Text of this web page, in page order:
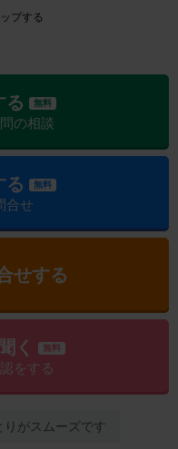
プする
る 無料
の相談
る 無料
合せ
せする
く 無料
をする
りがスムーズです